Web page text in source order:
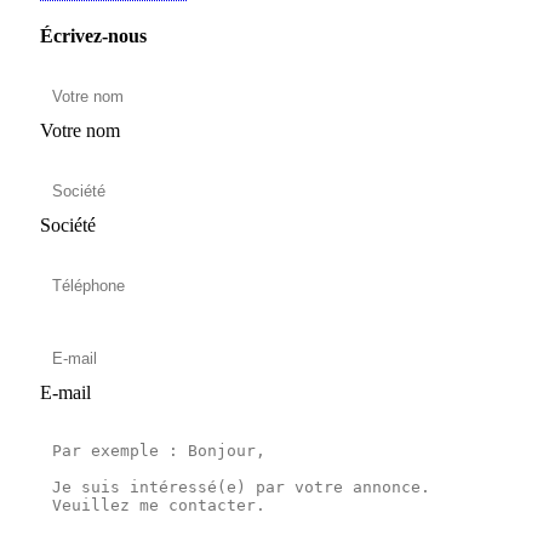
Écrivez-nous
Votre nom
Société
E-mail